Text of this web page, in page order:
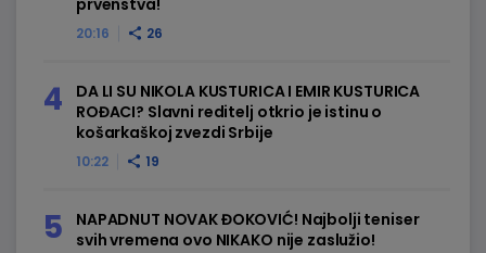
20:16 26
prvenstva!
10:22 19
DA LI SU NIKOLA KUSTURICA I EMIR KUSTURICA
ROĐACI? Slavni reditelj otkrio je istinu o
košarkaškoj zvezdi Srbije
NAPADNUT NOVAK ĐOKOVIĆ! Najbolji teniser
svih vremena ovo NIKAKO nije zaslužio!